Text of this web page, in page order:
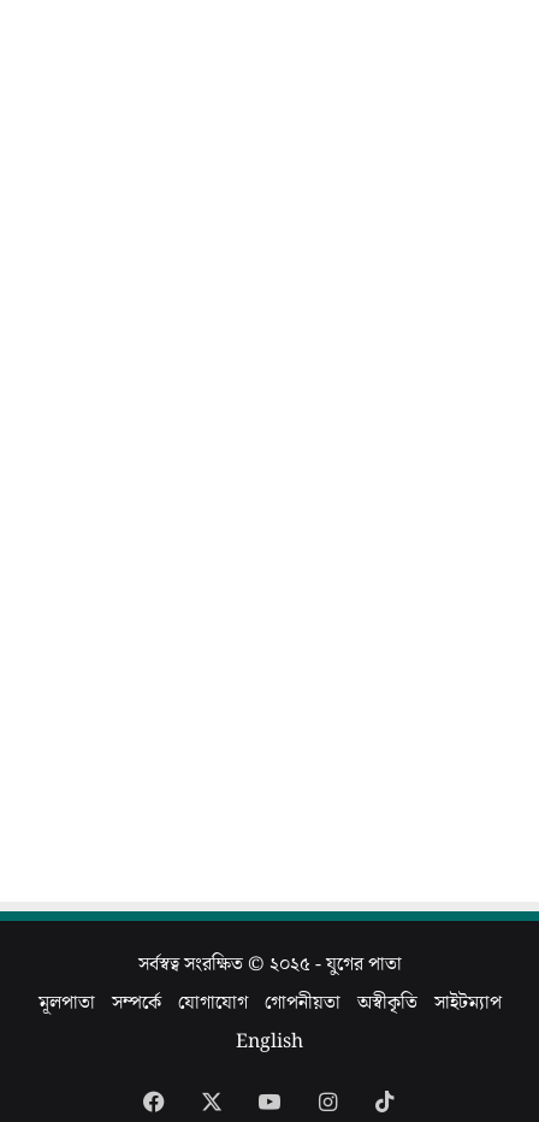
সর্বস্বত্ব সংরক্ষিত © ২০২৫ -যুগের পাতা
মূলপাতা
সম্পর্কে যোগাযোগ গোপনীয়তা অস্বীকৃতি
সাইটম্যাপ
English
Facebook YouTubeInstagram